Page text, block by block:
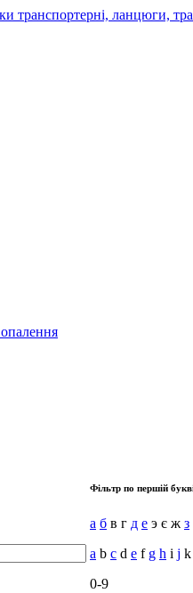
Фільтр по першій
а б в г д е э є ж з
a b c d e f g h i j
0-9